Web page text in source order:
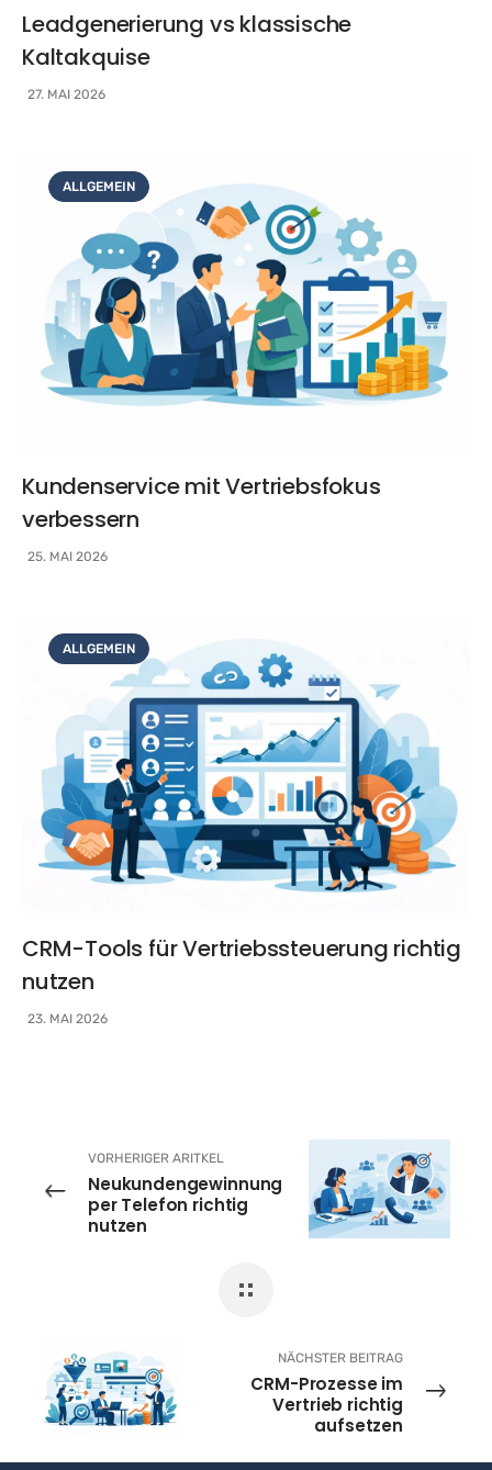
Leadgenerierung vs klassische
Kaltakquise
27. MAI 2026
ALLGEMEIN
Kundenservice mit Vertriebsfokus
verbessern
25. MAI 2026
ALLGEMEIN
CRM-Tools für Vertriebssteuerung richtig
nutzen
23. MAI 2026
VORHERIGER ARITKEL
Neukundengewinnung
per Telefon richtig
nutzen
NÄCHSTER BEITRAG
CRM-Prozesse im
Vertrieb richtig
aufsetzen